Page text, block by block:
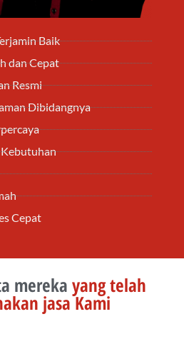
Baik
dan Cepat
Resmi
Dibidangnya
Cepat
mereka yang telah
jasa Kami